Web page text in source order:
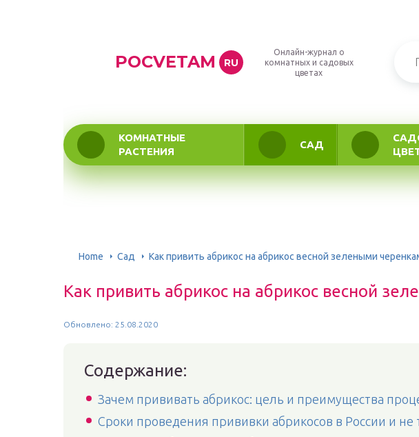
POCVETAM RU
Онлайн-журнал о
комнатных и садовых
цветах
КОМНАТНЫЕ
РАСТЕНИЯ
САД
Home Сад Как привить абрикос на абрикос весной зелеными
Как привить абрикос на абрикос весной
Обновлено: 25.08.2020
Содержание:
Зачем прививать абрикос: цель и преимущества
Сроки проведения прививки абрикосов в России и не